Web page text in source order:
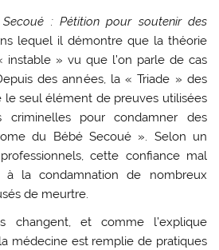
: Pétition pour soutenir des
lequel il démontre que la théorie
instable » vu que l’on parle de cas
des années, la « Triade » des
le seul élément de preuves utilisées
criminelles pour condamner des
du Bébé Secoué ». Selon un
cette confiance mal
la condamnation de nombreux
de meurtre.
changent, et comme l’explique
médecine est remplie de pratiques